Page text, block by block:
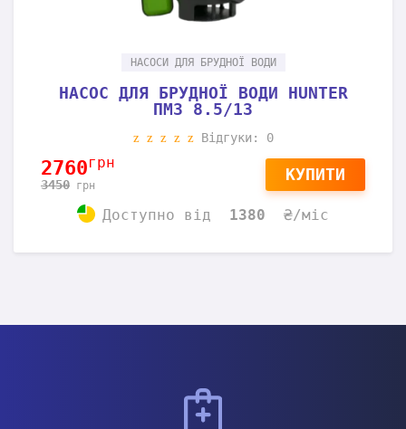
НАСОСИ ДЛЯ БРУДНОЇ ВОДИ
НАСОС ДЛЯ БРУДНОЇ ВОДИ HUNTER
ПМЗ 8.5/13-75
Відгуки: 0
2560грн
3200 грн
КУПИТИ
Доступновід 1280 ₴/міс